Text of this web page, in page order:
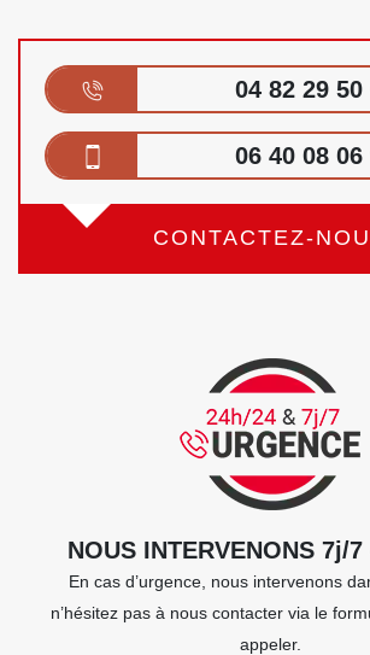
04 82 29 50
06 40 08 06
CONTACTEZ-
NOUS INTERVENONS 7j/
En cas d’urgence, nous intervenons
n’hésitez pas à nous contacter via le
appeler.